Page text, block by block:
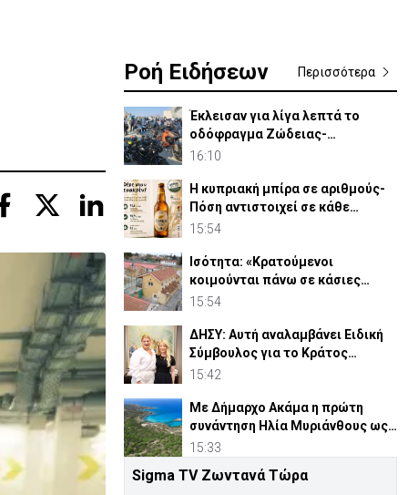
Ροή Ειδήσεων Περισσότερα
Έκλεισαν για λίγα λεπτά το
οδόφραγμα Ζώδειας-
Αστρομερίτη οι μοτοσικλετιστές
16:10
Η κυπριακή μπίρα σε αριθμούς-
Πόση αντιστοιχεί σε κάθε
κάτοικο
15:54
Ισότητα: «Κρατούμενοι
κοιμούνται πάνω σε κάσιες
πατατών - Η κατάσταση ξέφυγε»
15:54
ΔΗΣΥ: Αυτή αναλαμβάνει Ειδική
Σύμβουλος για το Κράτος
Δικαίου
15:42
Με Δήμαρχο Ακάμα η πρώτη
συνάντηση Ηλία Μυριάνθους ως
Επ. Περιβάλλοντος
15:33
Ελλάδα: Ποινή με αναστολή σε
Sigma TV Ζωντανά Τώρα